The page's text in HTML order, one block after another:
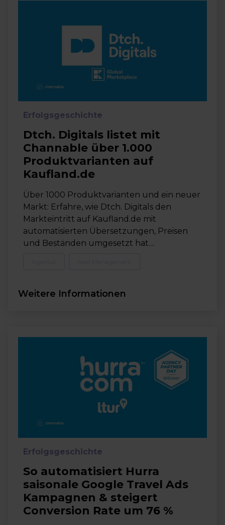
Erfolgsgeschichte
Dtch. Digitals listet mit
Channable über 1.000
Produktvarianten auf
Kaufland.de
Über 1000 Produktvarianten und ein neuer
Markt: Erfahre, wie Dtch. Digitals den
Markteintritt auf Kaufland.de mit
automatisierten Übersetzungen, Preisen
und Beständen umgesetzt hat....
Weitere Informationen
Erfolgsgeschichte
So automatisiert Hurra
saisonale Google Travel Ads
Kampagnen & steigert
Conversion Rate um 76 %